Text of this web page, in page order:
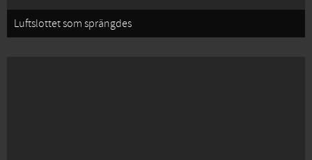
Luftslottet som sprängdes